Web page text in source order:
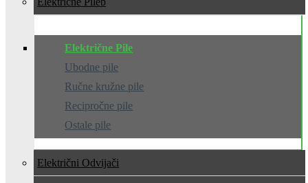
Električne Pile
Ubodne pile
Ručne kružne pile
Recipročne pile
Ostale pile
Električni Odvijači